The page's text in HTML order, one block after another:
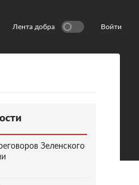
Лента добра Войти
Зеленского